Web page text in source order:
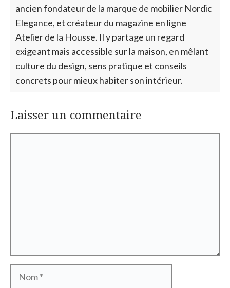
ancien fondateur de la marque de mobilier Nordic
Elegance, et créateur du magazine en ligne
Atelier de la Housse. Il y partage un regard
exigeant mais accessible sur la maison, en mêlant
culture du design, sens pratique et conseils
concrets pour mieux habiter son intérieur.
Laisser un commentaire
Nom